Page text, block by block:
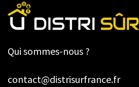
Qui sommes-nous ?
contact@distrisurfrance.fr